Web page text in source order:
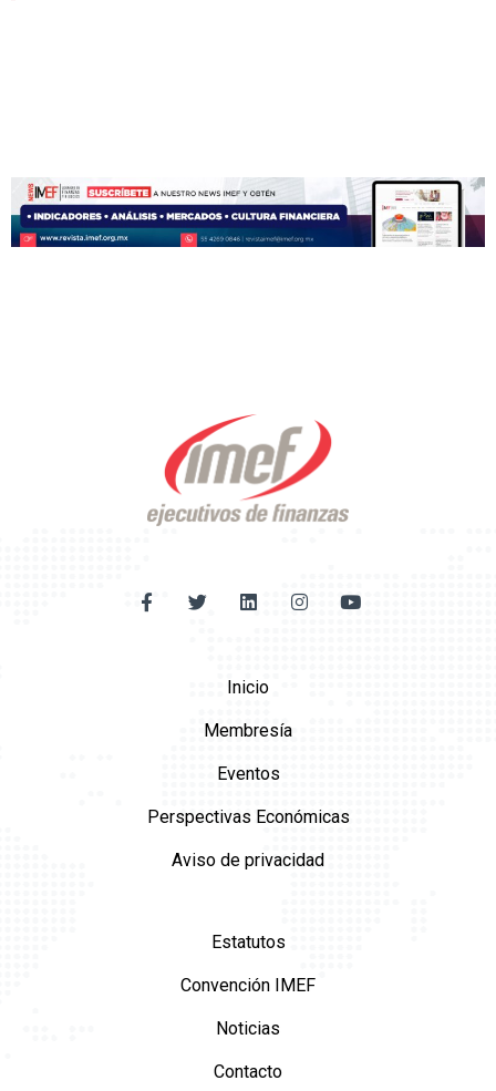
Inicio
Membresía
Eventos
Perspectivas Económicas
Aviso de privacidad
Estatutos
Convención IMEF
Noticias
Contacto